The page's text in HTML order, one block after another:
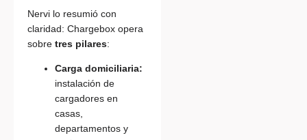
Nervi lo resumió con
claridad: Chargebox opera
sobre tres pilares:
Carga domiciliaria:
instalación de
cargadores en
casas,
departamentos y